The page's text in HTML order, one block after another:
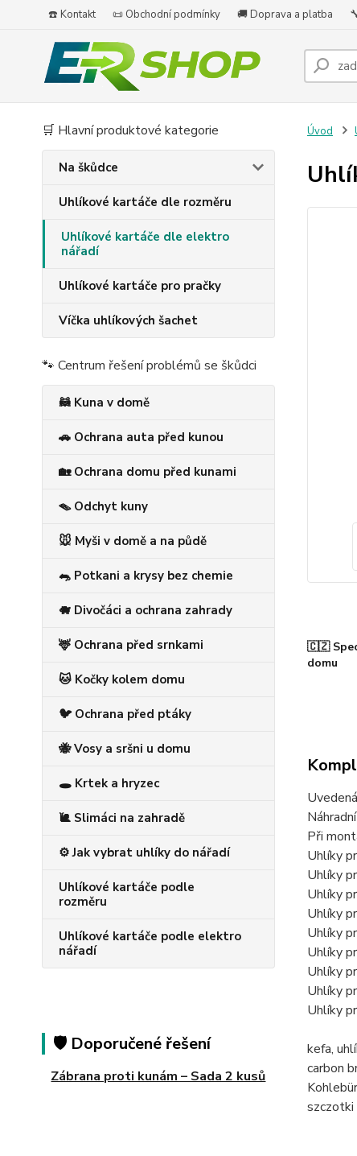
☎️ Kontakt 📜 Obchodní podmínky 🚚 Doprava a platba
🛒 Hlavní produktové kategorie
Na škůdce
Uhlíkové kartáče dle rozměru
Uhlíkové kartáče dle elektro
nářadí
Uhlíkové kartáče pro pračky
Víčka uhlíkových šachet
🐾 Centrum řešení problémů se škůdci
🦝 Kuna v domě
🚗 Ochrana auta před kunou
🏡 Ochrana domu před kunami
🪤 Odchyt kuny
🐭 Myši v domě a na půdě
🐀 Potkani a krysy bez chemie
🐗 Divočáci a ochrana zahrady
🦌 Ochrana před srnkami
🐱 Kočky kolem domu
🐦 Ochrana před ptáky
🐝 Vosy a sršni u domu
🕳️ Krtek a hryzec
🐌 Slimáci na zahradě
⚙️ Jak vybrat uhlíky do nářadí
Uhlíkové kartáče podle
rozměru
Uhlíkové kartáče podle elektro
nářadí
🛡️ Doporučené řešení
Zábrana proti kunám – Sada 2 kusů
Úvod
🇨🇿
domu
Při
Uhlíky
Uhlíky
Uhlíky
Uhlíky
Uhlíky
Uhlíky
Uhlíky
Uhlíky
Uhlíky
kefa,
carbon
szczotki